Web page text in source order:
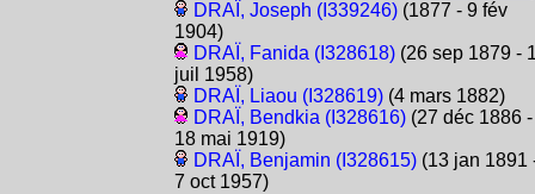
DRAÏ, Joseph (I339246)(1877 - 9 fév
1904)
DRAÏ, Fanida (I328618)(26 sep 1879 -
juil 1958)
DRAÏ, Liaou (I328619)(4 mars 1882)
DRAÏ, Bendkia (I328616)(27 déc 1886 -
18 mai 1919)
DRAÏ, Benjamin (I328615)(13 jan 1891
7 oct 1957)